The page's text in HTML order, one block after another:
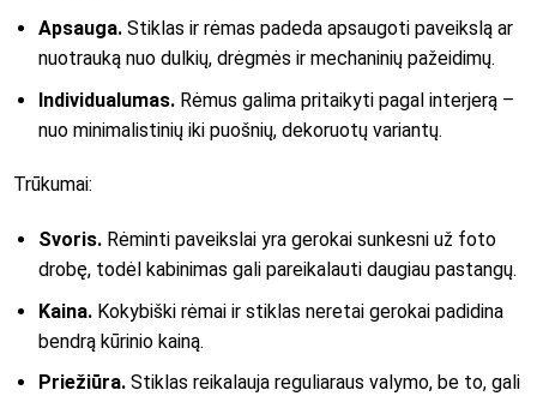
Apsauga. Stiklas ir rėmas padeda apsaugoti paveikslą ar
nuotrauką nuo dulkių, drėgmės ir mechaninių pažeidimų.
Individualumas. Rėmus galima pritaikyti pagal interjerą –
nuo minimalistinių iki puošnių, dekoruotų variantų.
Trūkumai:
Svoris. Rėminti paveikslai yra gerokai sunkesni už foto
drobę, todėl kabinimas gali pareikalauti daugiau pastangų.
Kaina. Kokybiški rėmai ir stiklas neretai gerokai padidina
bendrą kūrinio kainą.
Priežiūra. Stiklas reikalauja reguliaraus valymo, be to, gali